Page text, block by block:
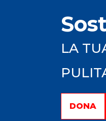
LA
DONA